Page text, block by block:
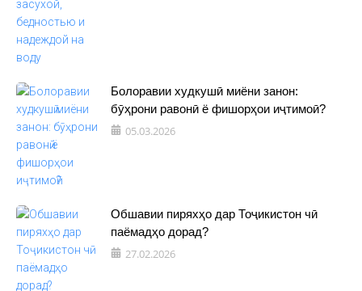
Болоравии худкушӣ миёни занон:
бӯҳрони равонӣ ё фишорҳои иҷтимоӣ?
05.03.2026
Обшавии пиряхҳо дар Тоҷикистон чӣ
паёмадҳо дорад?
27.02.2026